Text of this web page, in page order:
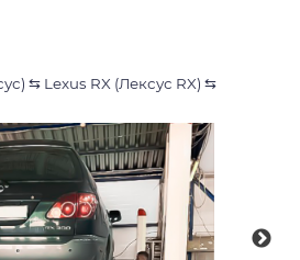
⇆ Lexus RX (Лексус RX) ⇆